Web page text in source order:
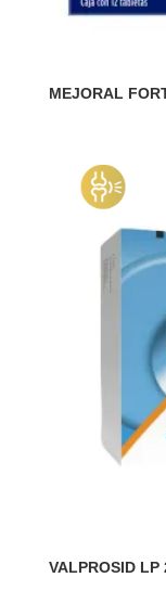
MEJORAL
VALPROSID LP